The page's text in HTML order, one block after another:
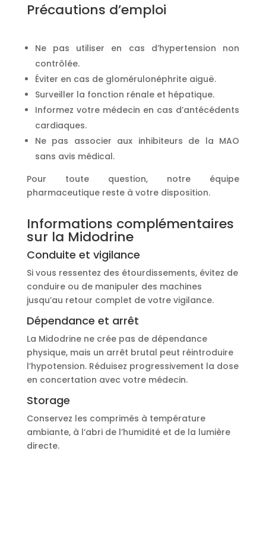
Précautions d’emploi
Ne pas utiliser en cas d’hypertension non
contrôlée.
Éviter en cas de glomérulonéphrite aiguë.
Surveiller la fonction rénale et hépatique.
Informez votre médecin en cas d’antécédents
cardiaques.
Ne pas associer aux inhibiteurs de la MAO
sans avis médical.
Pour toute question, notre équipe
pharmaceutique reste à votre disposition.
Informations complémentaires
sur la Midodrine
Conduite et vigilance
Si vous ressentez des étourdissements, évitez de
conduire ou de manipuler des machines
jusqu’au retour complet de votre vigilance.
Dépendance et arrêt
La Midodrine ne crée pas de dépendance
physique, mais un arrêt brutal peut réintroduire
l’hypotension. Réduisez progressivement la dose
en concertation avec votre médecin.
Storage
Conservez les comprimés à température
ambiante, à l’abri de l’humidité et de la lumière
directe.